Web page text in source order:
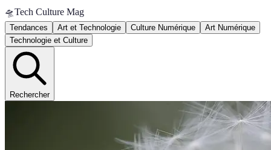
🛸Tech Culture Mag
Tendances Art et Technologie Culture Numérique
Art Numérique
Technologie et Culture
Rechercher